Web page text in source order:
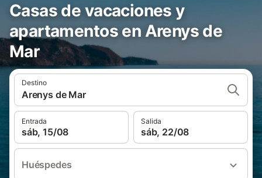
Casas de vacaciones y
apartamentos en Arenys de
Mar
Destino
Arenys de Mar
Entrada
sáb, 15/08
Salida
sáb, 22/08
Huéspedes